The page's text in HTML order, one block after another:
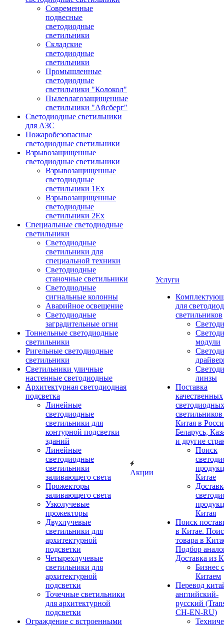
Современные
подвесные
светодиодные
светильники
Складские
светодиодные
светильники
Промышленные
светодиодные
светильники "Колокол"
Пылевлагозащищенные
светильники "Айсберг"
Светодиодные светильники
для АЗС
Пожаробезопасные
светодиодные светильники
Взрывозащищенные
светодиодные светильники
Взрывозащищенные
светодиодные
светильники 1Ex
Взрывозащищенные
светодиодные
светильники 2Ex
Специальные светодиодные
светильники
Светодиодные
светильники для
специальной техники
Светодиодные
станочные светильники
Светодиодные
сигнальные колонны
Аварийное освещение
Светодиодные
заградительные огни
Тоннельные светодиодные
светильники
Ригельные светодиодные
светильники
Светильники уличные
настенные светодиодные
Архитектурная светодиодная
подсветка
Линейные
светодиодные
светильники для
контурной подсветки
зданий
Линейные
светодиодные
светильники
заливающего света
Прожекторы
заливающего света
Узколучевые
прожекторы
Двухлучевые
светильники для
архитектурной
подсветки
Четырехлучевые
светильники для
архитектурной
подсветки
Точечные светильники
для архитектурной
подсветки
Ограждение с встроенными
Акции
Услуги
для
светильников
модули
линзы
Поставка
качественных
светодиодных
светильников
Китая в
Беларусь,
и другие
Поиск
Китае
Китая
Поиск
в Китае.
товара в
Подбор
Доставка из
Бизнес с
Китаем
Перевод
английский-
русский
CH-EN-RU)